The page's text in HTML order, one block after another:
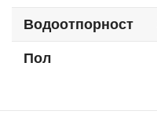
Водоотпорност
Пол